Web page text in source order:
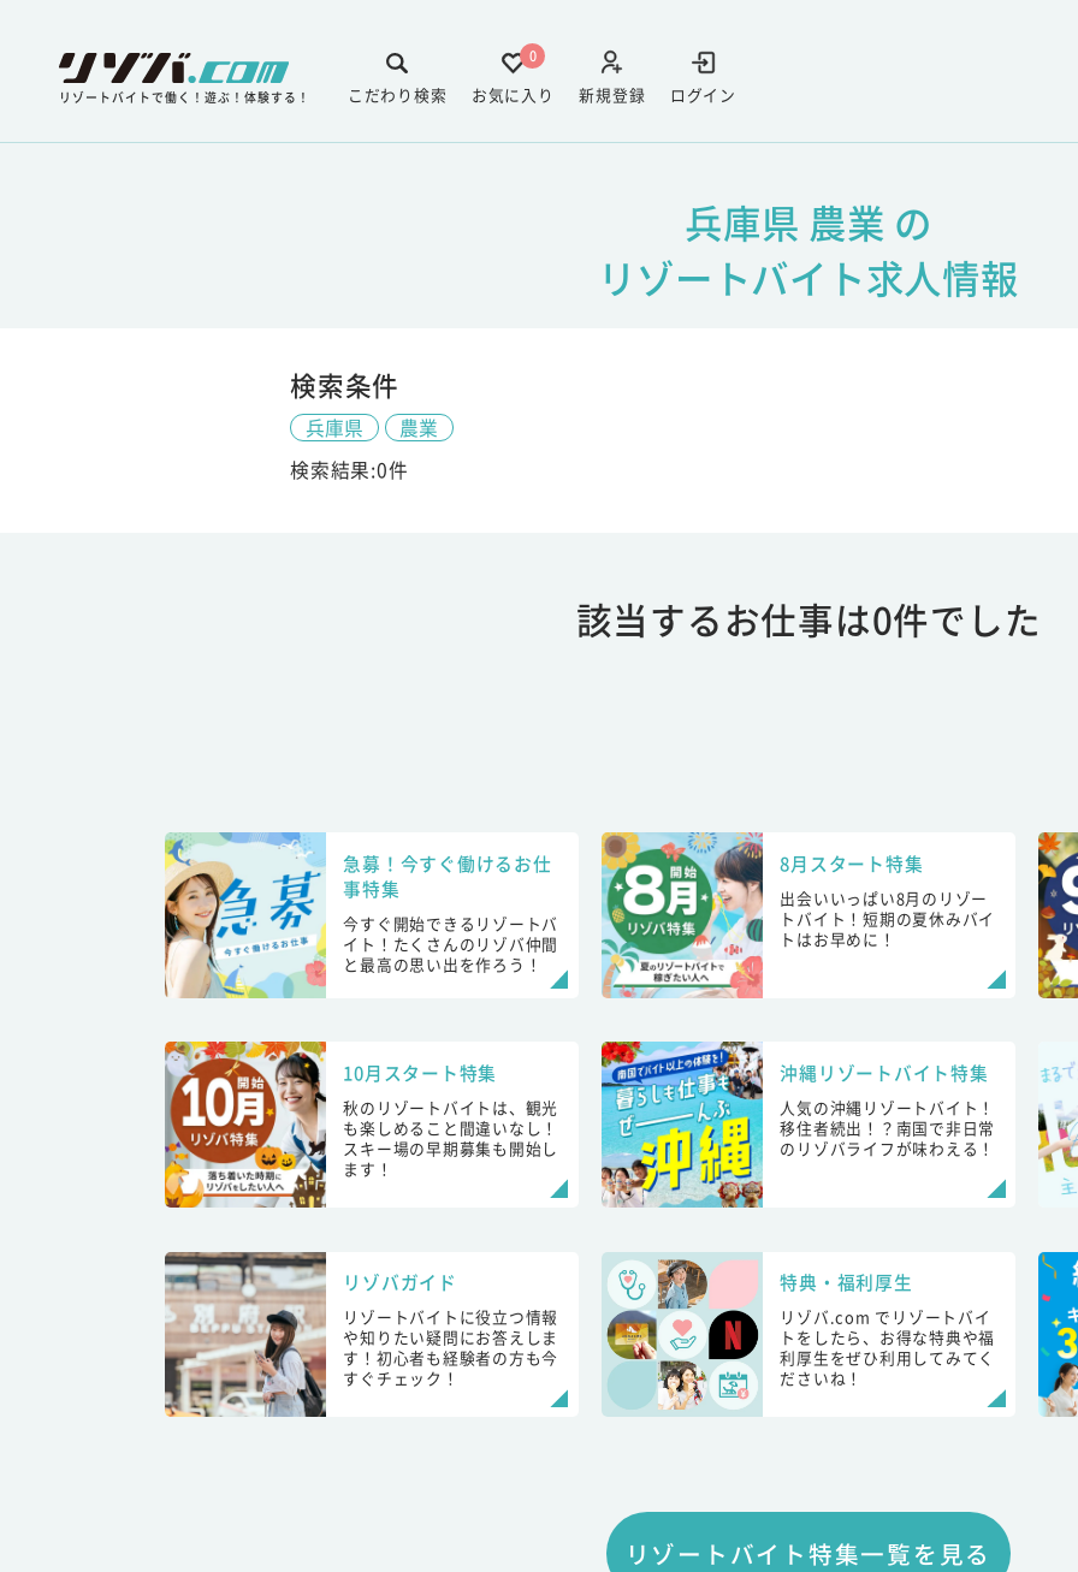
リゾートバイトで働く！遊ぶ！体験する！ ログイン
新規登録
0
お気に入り
こだわり検索
兵庫県 農業 の
リゾートバイト求人情報
検索条件
兵庫県
農業
検索結果:0件
該当するお仕事は0件でした
急募！今すぐ働けるお仕
事特集
今すぐ開始できるリゾートバ
イト！たくさんのリゾバ仲間
と最高の思い出を作ろう！
8月スタート特集
出会いいっぱい8月のリゾー
トバイト！短期の夏休みバイ
トはお早めに！
10月スタート特集
秋のリゾートバイトは、観光
も楽しめること間違いなし！
スキー場の早期募集も開始し
ます！
沖縄リゾートバイト特集
人気の沖縄リゾートバイト！
移住者続出！？南国で非日常
のリゾバライフが味わえる！
リゾバガイド
リゾートバイトに役立つ情報
や知りたい疑問にお答えしま
す！初心者も経験者の方も今
すぐチェック！
特典・福利厚生
リゾバ.com でリゾートバイ
トをしたら、お得な特典や福
利厚生をぜひ利用してみてく
ださいね！
リゾートバイト特集一覧を見る